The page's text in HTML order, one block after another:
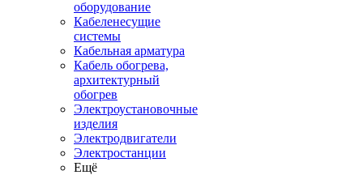
оборудование
Кабеленесущие
системы
Кабельная арматура
Кабель обогрева,
архитектурный
обогрев
Электроустановочные
изделия
Электродвигатели
Электростанции
Ещё